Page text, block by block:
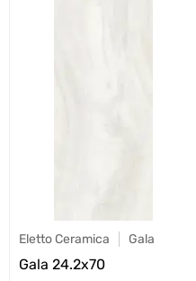
Eletto Ceramica Gala
Gala 24.2x70